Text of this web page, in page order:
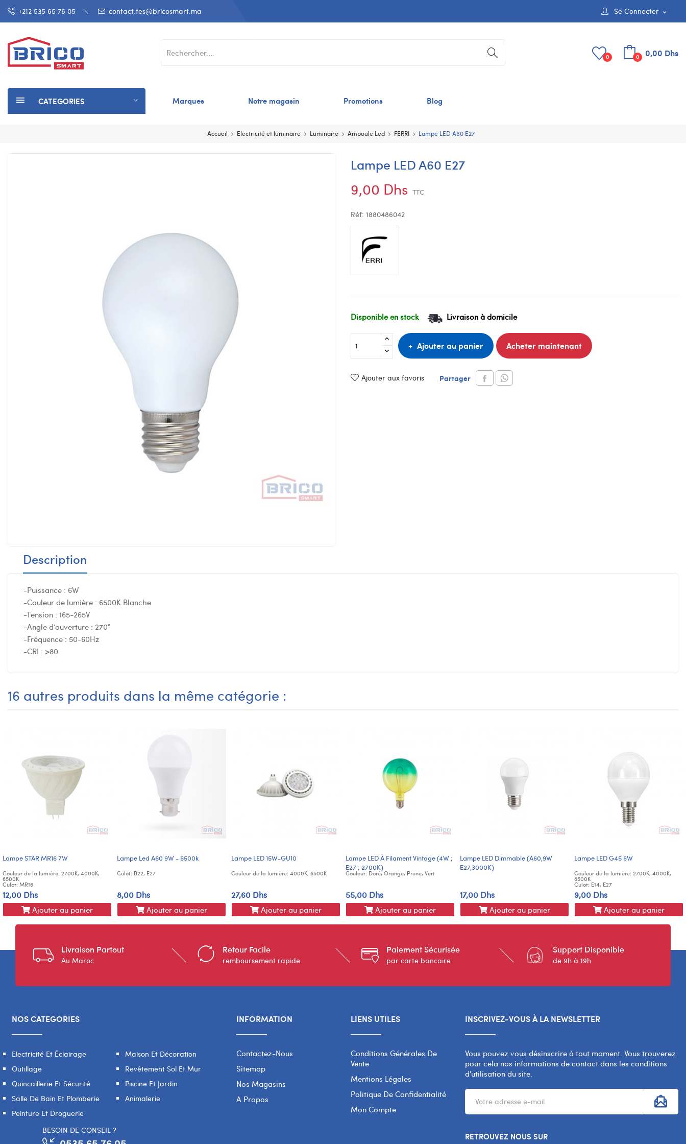
Se Connecter expand_more
+212 535 65 76 05 contact.fes@bricosmart.ma
0,00 Dhs
0
0
CATEGORIES Marques Notre magasin Promotions Blog
Accueil Electricité et luminaire Luminaire Ampoule Led FERRI Lampe LED A60 E27
Lampe LED A60 E27
9,00 Dhs TTC
Réf: 1880486042
Disponible en stock Livraison à domicile
Ajouter au panier Acheter maintenant
Ajouter aux favoris Partager
Description
-Puissance : 6W
-Couleur de lumière : 6500K Blanche
-Tension : 165-265V
-Angle d’ouverture : 270°
-Fréquence : 50-60Hz
-CRI : >80
16 autres produits dans la même catégorie :
Lampe STAR MR16 7W
Couleur de la lumière: 2700K, 4000K,
6500K
Culot: MR16
12,00 Dhs
Ajouter au panier
Lampe Led A60 9W - 6500k
Culot: B22, E27
8,00 Dhs
Ajouter au panier
Lampe LED 15W-GU10
Couleur de la lumière: 4000K, 6500K
27,60 Dhs
Ajouter au panier
Lampe LED À Filament Vintage (4W ;
E27 ; 2700K)
Couleur: Doré, Orange, Prune, Vert
55,00 Dhs
Ajouter au panier
Lampe LED Dimmable (A60,9W
E27,3000K)
17,00 Dhs
Ajouter au panier
Lampe LED G45 6W
Couleur de la lumière: 2700K, 4000K,
6500K
Culot: E14, E27
9,00 Dhs
Ajouter au panier
Livraison Partout
Au Maroc
Retour Facile
remboursement rapide
Paiement Sécurisée
par carte bancaire
Support Disponible
de 9h à 19h
NOS CATEGORIES
Electricité Et Éclairage
Outillage
Quincaillerie Et Sécurité
Salle De Bain Et Plomberie
Peinture Et Droguerie
Maison Et Décoration
Revêtement Sol Et Mur
Piscine Et Jardin
Animalerie
BESOIN DE CONSEIL ?
INFORMATION
Contactez-Nous
Sitemap
Nos Magasins
A Propos
LIENS UTILES
Conditions Générales De
Vente
Mentions Légales
Politique De Confidentialité
Mon Compte
INSCRIVEZ-VOUS À LA NEWSLETTER
Vous pouvez vous désinscrire à tout moment. Vous trouverez
pour cela nos informations de contact dans les conditions
d'utilisation du site.
RETROUVEZ NOUS SUR